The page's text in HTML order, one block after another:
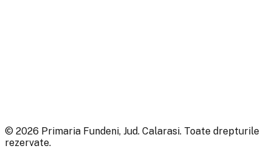
© 2026 Primaria Fundeni, Jud. Calarasi. Toate drepturile
rezervate.